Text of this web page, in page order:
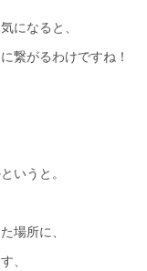
になると、
繋がるわけですね！
いうと。
場所に、
、